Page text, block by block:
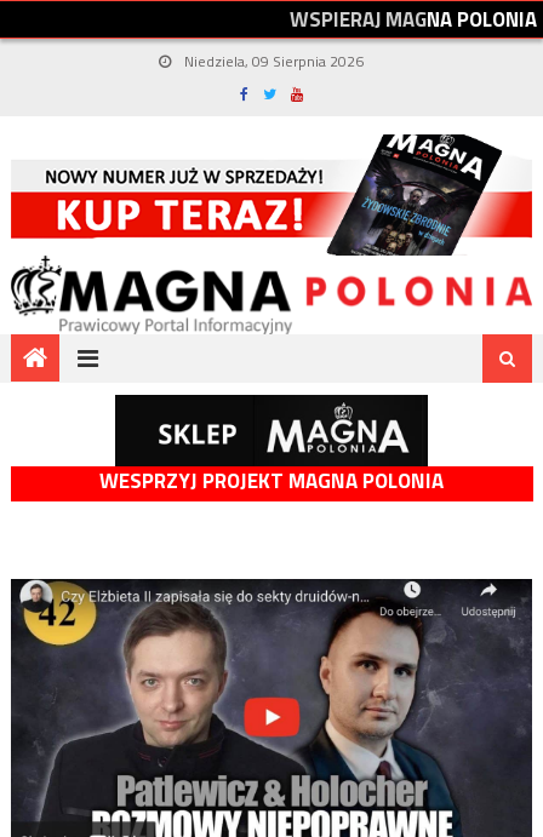
WSPIERAJMAGNAPOLONIA
Niedziela, 09 Sierpnia 2026
WESPRZYJ PROJEKT MAGNA POLONIA